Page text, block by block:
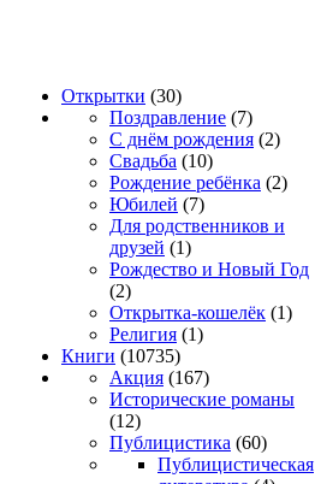
Открытки (30)
Поздравление (7)
С днём рождения (2)
Свадьба (10)
Рождение ребёнка (2)
Юбилей (7)
Для родственников и
друзей (1)
Рождество и Новый Год
(2)
Открытка-кошелёк (1)
Религия (1)
Книги (10735)
Акция (167)
Исторические романы
(12)
Публицистика (60)
Публицистическая